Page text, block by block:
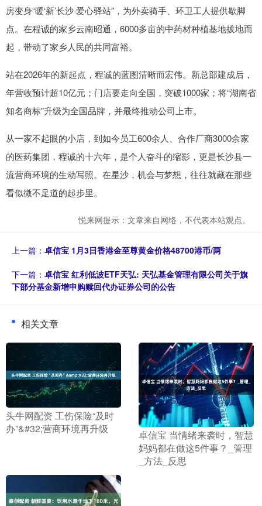
房变身“暖‘新’长沙·爱心驿站”，为外卖骑手、环卫工人提供歇脚
点。在程诚的家乡云南昭通，6000多亩的中药材种植基地拔地而
起，带动了家乡人民的共同富裕。
站在2026年的新起点，程诚的蓝图清晰而宏伟。新总部建成后，
年营收预计超10亿元；门店要走向全国，突破1000家；将“湖南省
知名商标”升级为全国品牌，并最终推动公司上市。
从一家不起眼的小店，到如今员工600余人、合作厂商3000余家
的医药集团，程诚的十六年，是个人奋斗的缩影，更是长沙县一
流营商环境的生动写照。在星沙，机会与梦想，往往就藏在那些
看似微不足道的起步里。
悦来网提示：文章来自网络，不代表本站观点。
上一篇： 卓信宝 1月3日香港金至尊黄金价格48700港币/两
下一篇： 卓信宝 红利低波ETF天弘: 天弘基金管理有限公司关于旗
下部分基金新增申购赎回代办证券公司的公告
相关文章
​头牛网配资 工伤保险“及时
办”&#32;营商环境再升级
​卓信宝 当情绪来袭时，智慧
妈妈都在做这5件事？_管理
_方法_反思